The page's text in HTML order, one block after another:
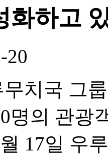
화하고
20
치국 그
명의 관광
17일 우